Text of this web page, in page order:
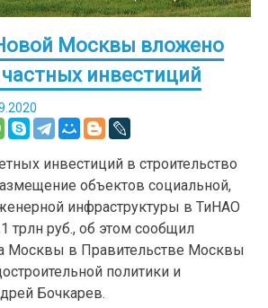
Москвы вложено
частных инвестиций
инвестиций в строительство
объектов социальной,
инфраструктуры в ТиНАО
трлн руб., об этом сообщил
Москвы в Правительстве Москвы
политики и
Бочкарев.